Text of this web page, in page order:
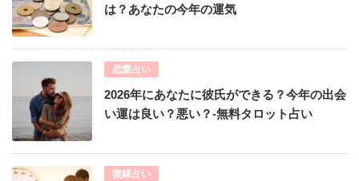
は？あなたの今年の運気
恋愛占い
2026年にあなたに彼氏ができる？今年の出会
い運は良い？悪い？-無料タロット占い
復縁占い